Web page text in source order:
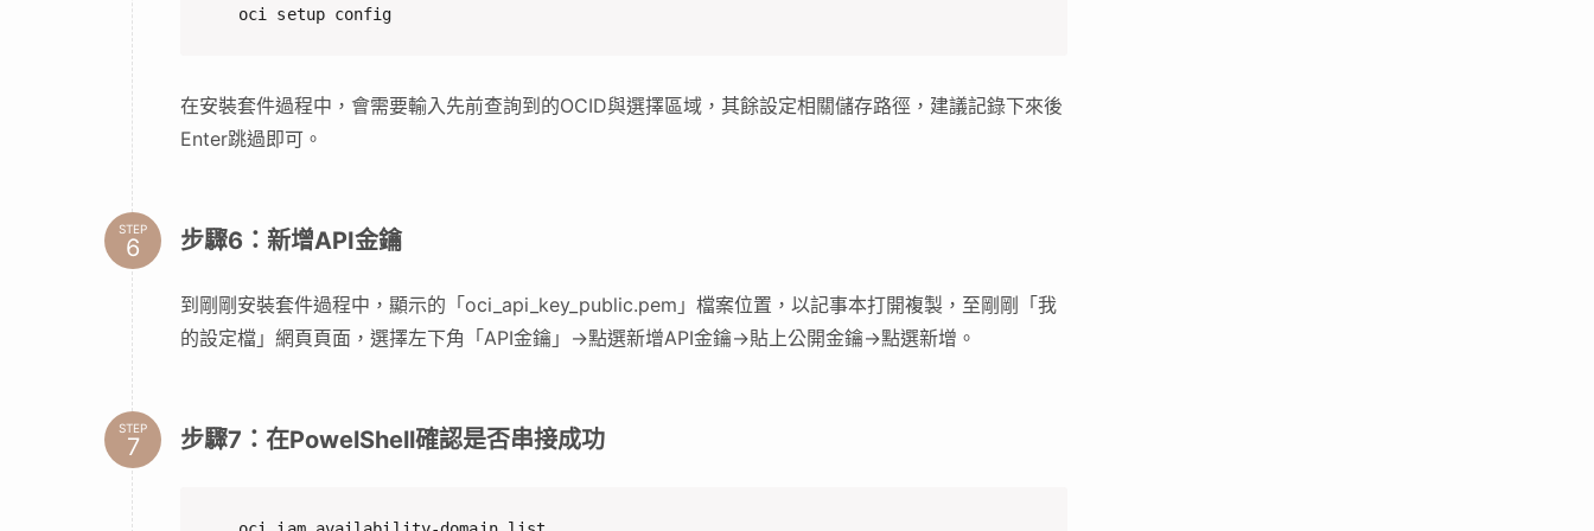
STEP 步驟5：在PowelShell內安裝套件
oci setup config